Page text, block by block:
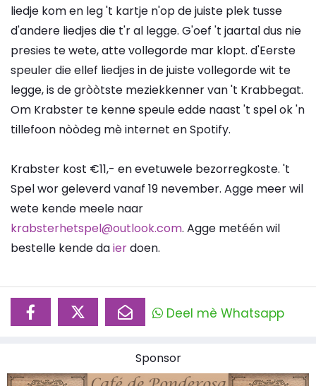
liedje kom en leg 't kartje n'op de juiste plek tusse
d'andere liedjes die t'r al legge. G'oef 't jaartal dus nie
presies te wete, atte vollegorde mar klopt. d'Eerste
speuler die ellef liedjes in de juiste vollegorde wit te
legge, is de gròòtste meziekkenner van 't Krabbegat.
Om Krabster te kenne speule edde naast 't spel ok 'n
tillefoon nòòdeg mè internet en Spotify.
Krabster kost €11,- en evetuwele bezorregkoste. 't
Spel wor geleverd vanaf 19 nevember. Agge meer wil
wete kende meele naar
krabsterhetspel@outlook.com. Agge metéén wil
bestelle kende daierdoen.
Deel mè Whatsapp
Sponsor